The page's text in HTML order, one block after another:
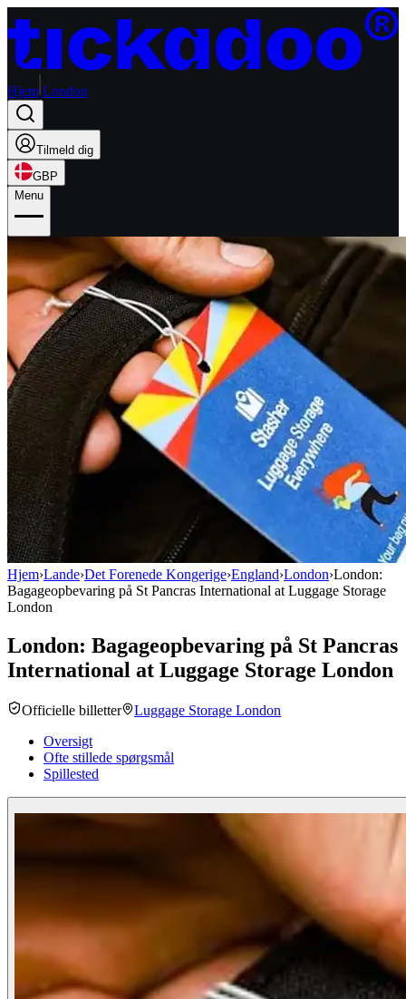
Hjem London
Tilmeld dig
GBP
Menu
Hjem›Lande›Det Forenede Kongerige›England›London›London:
Bagageopbevaring på St Pancras International at Luggage Storage
London
London: Bagageopbevaring på St Pancras
International at Luggage Storage London
Officielle billetter
Luggage Storage London
Oversigt
Ofte stillede spørgsmål
Spillested